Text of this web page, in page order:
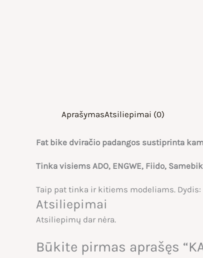
AprašymasAtsiliepimai (0)
Fat bike dviračio padangos sustiprinta
Tinka visiems ADO, ENGWE, Fiido,
Taip pat tinka ir kitiems modeliams. Dydis:
Atsiliepimai
Atsiliepimų dar nėra.
Būkite pirmas aprašęs